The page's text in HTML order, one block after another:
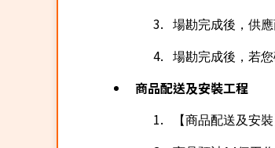
場勘完成後，供
場勘完成後，若
商品配送及安裝工程
【商品配送及安